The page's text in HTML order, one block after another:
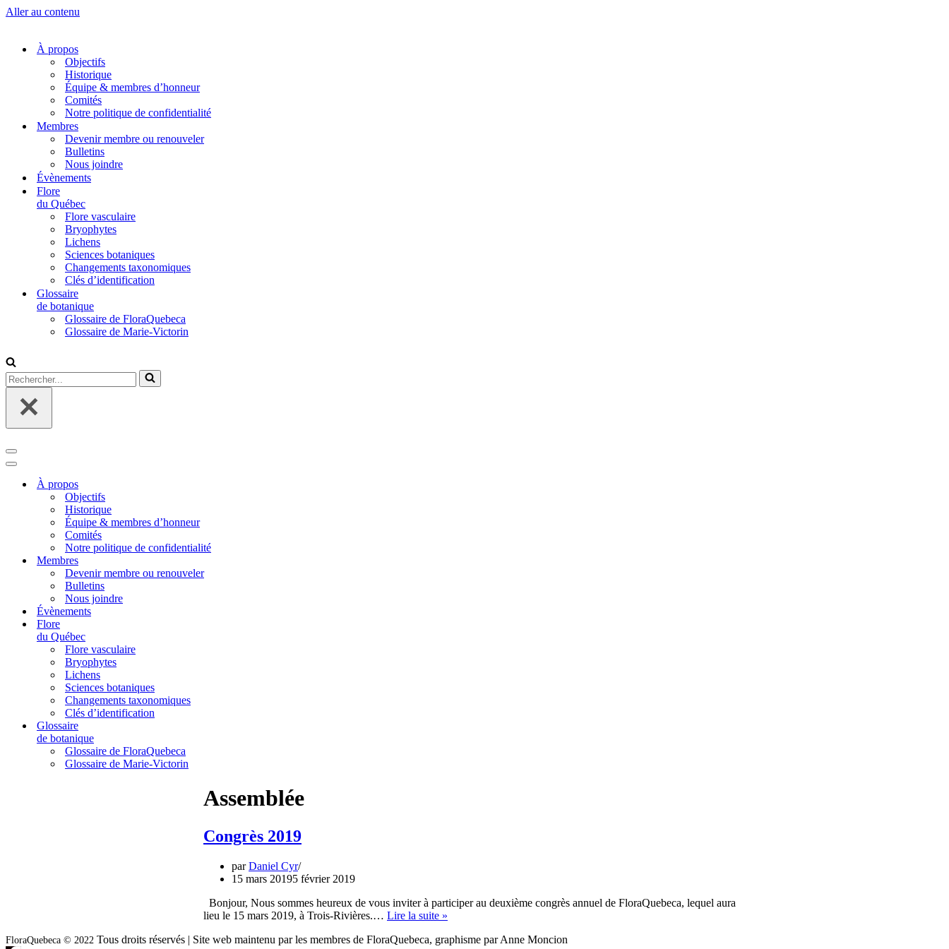
Aller au contenu
À propos
Objectifs
Historique
Équipe & membres d’honneur
Comités
Notre politique de confidentialité
Membres
Devenir membre ou renouveler
Bulletins
Nous joindre
Évènements
Flore
du Québec
Flore vasculaire
Bryophytes
Lichens
Sciences botaniques
Changements taxonomiques
Clés d’identification
Glossaire
de botanique
Glossaire de FloraQuebeca
Glossaire de Marie-Victorin
Rechercher...
Menu
de
navigation
Menu
navigationÀ propos
Objectifs
Historique
Équipe & membres d’honneur
Comités
Notre politique de confidentialité
Membres
Devenir membre ou renouveler
Bulletins
Nous joindre
Évènements
Flore
du Québec
Flore vasculaire
Bryophytes
Lichens
Sciences botaniques
Changements taxonomiques
Clés d’identification
Glossaire
de botanique
Glossaire de FloraQuebeca
Glossaire de Marie-Victorin
Assemblée
Congrès 2019
parDaniel Cyr
15 mars 20195 février 2019
Bonjour, Nous sommes heureux de vous inviter à participer au deuxième congrès annuel de FloraQuebeca, lequel aura
lieu le 15 mars 2019, à Trois-Rivières.… Lire la suite »
FloraQuebeca © 2022 Tous droits réservés | Site web maintenu par les membres de FloraQuebeca, graphisme par Anne Moncion